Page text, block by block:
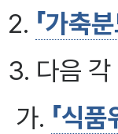
2. 「가축
3. 다음
가. 「식